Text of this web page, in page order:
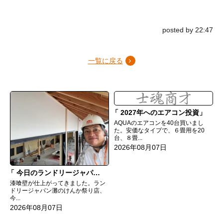
posted by 22:47
一覧に戻る
今日のランドリージャパン灘のけんか祭り店
漆喰壁が仕上がってきました。ラン
ドリージャパン灘のけんか祭り店、
今...
2026年08月07日
2027年へのエアコン投資
AQUAのエアコンを40台買いまし
た。安価なタイプで、６畳用を20
台、８畳...
2026年08月07日